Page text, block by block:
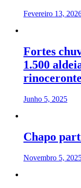
Fevereiro 13,
Fortes
1.500
Junho 5, 2025
Chapo
Novembro 5,